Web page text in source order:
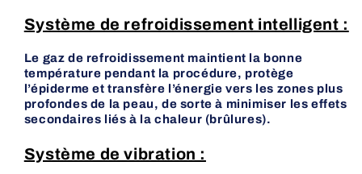
Système de refroidissement intelligent :
Le gaz de refroidissement maintient la bonne
température pendant la procédure, protège
l’épiderme et transfère l’énergie vers les zones plus
profondes de la peau, de sorte à minimiser les effets
secondaires liés à la chaleur (brûlures).
Système de vibration :